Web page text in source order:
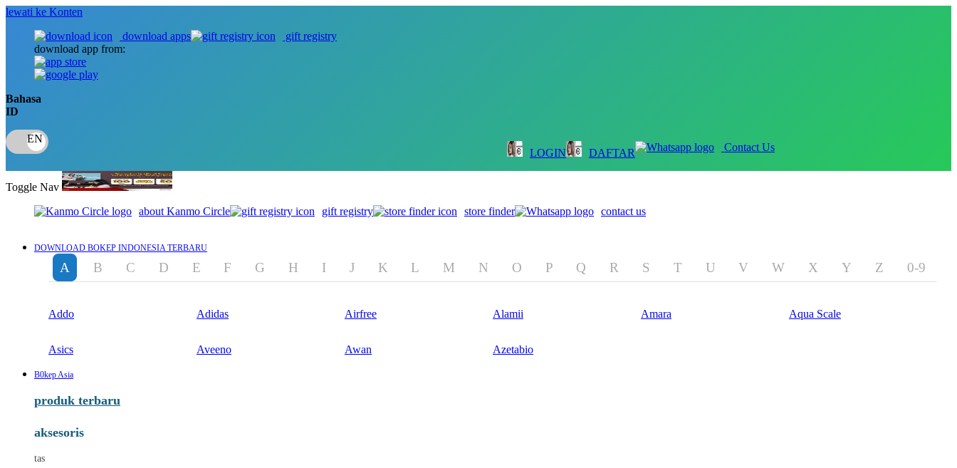
lewati ke Konten
download apps
download app from:
gift registry
Bahasa
ID
LOGIN DAFTAR Contact Us
Toggle Nav
about Kanmo Circle
gift registry store finder contact us
DOWNLOAD BOKEP INDONESIA TERBARU
A B C D E F G H I J K L M N O P Q R S T U V W X Y Z 0-9
Addo Adidas Airfree Alamii Amara Aqua Scale
Asics Aveeno Awan Azetabio
B0kep Asia
produk terbaru
aksesoris
tas